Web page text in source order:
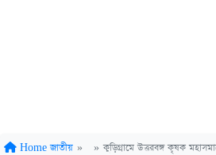
Home জাতীয় » » কুড়িগ্রামে উত্তরবঙ্গ কৃষক